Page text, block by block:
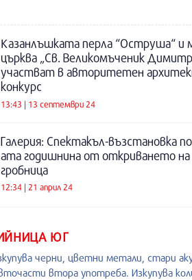
Казанлъшката перла “Оструша“ и
църква „Св. Великомъченик
участват в авторитетен
конкурс
13:43 | 13 септември 24
Галерия: Спектакъл-възстановка
ата годишнина от откриването на
гробница
12:34 | 21 април 24
ЮГ
черни, цветни метали, стари
втора употреба. Изкупува